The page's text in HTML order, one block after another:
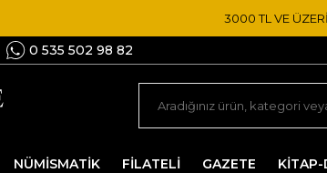
3000 TL VE
0 535 502 98 82
NÜMİSMATİK FİLATELİ GAZETE KİTAP-